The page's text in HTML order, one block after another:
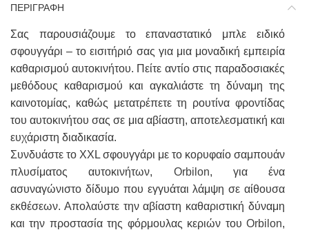
ΠΕΡΙΓΡΑΦΗ
Σας παρουσιάζουμε το επαναστατικό μπλε ειδικό
σφουγγάρι – το εισιτήριό σας για μια μοναδική εμπειρία
καθαρισμού αυτοκινήτου. Πείτε αντίο στις παραδοσιακές
μεθόδους καθαρισμού και αγκαλιάστε τη δύναμη της
καινοτομίας, καθώς μετατρέπετε τη ρουτίνα φροντίδας
του αυτοκινήτου σας σε μια αβίαστη, αποτελεσματική και
ευχάριστη διαδικασία.
Συνδυάστε το XXL σφουγγάρι με το κορυφαίο σαμπουάν
πλυσίματος αυτοκινήτων, Orbilon, για ένα
ασυναγώνιστο δίδυμο που εγγυάται λάμψη σε αίθουσα
εκθέσεων. Απολαύστε την αβίαστη καθαριστική δύναμη
και την προστασία της φόρμουλας κεριών του Orbilon,